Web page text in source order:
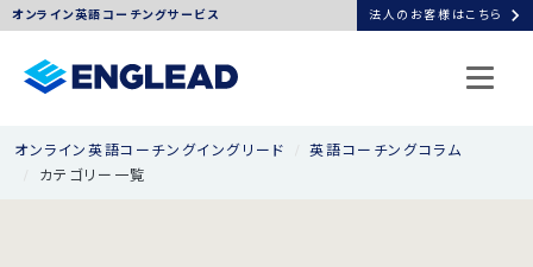
オンライン英語コーチングサービス 法人のお客様はこちら chevron_right
オンライン英語コーチングイングリード
英語コーチングコラム
カテゴリー一覧